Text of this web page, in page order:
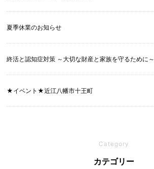
夏季休業のお知らせ
終活と認知症対策 ～大切な財産と家族を守るために～
★イベント★近江八幡市十王町
Category
カテゴリー